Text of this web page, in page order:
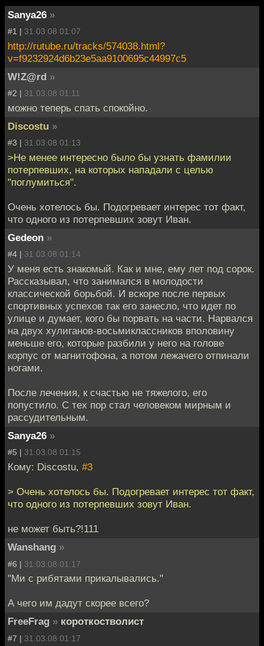
Sanya26 »
#1 | 31.03.08 01:07
http://rutube.ru/tracks/574038.html?
v=f9232924d6b23e5aa9100695c44997c5
W!Z@rd »
#2 | 31.03.08 01:11
можно теперь спать спокойно.
Discostu »
#3 | 31.03.08 01:13
>Не менее интересно было бы узнать фамилии
потерпевших, на которых нападали с целью
"поглумиться".
Очень хотелось бы. Подогревает интерес тот факт,
что одного из потерпевших зовут Иван.
Gedeon »
#4 | 31.03.08 01:14
У меня есть знакомый. Как и мне, ему лет под сорок.
Рассказывал, что занимался в молодости
классической борьбой. И вскоре после первых
спортивных успехов так его занесло, что идет по
улице и думает, кого бы порвать на части. Нарвался
на двух хулиганов-восьмиклассников вполовину
меньше его, которые разбили у него на голове
корпус от магнитофона, а потом лежачего отпинали
ногами.
После лечения, к счастью не тяжелого, его
попустило. С тех пор стал человеком мирным и
рассудительным.
Sanya26 »
#5 | 31.03.08 01:15
Кому: Discostu, #3
> Очень хотелось бы. Подогревает интерес тот факт,
что одного из потерпевших зовут Иван.
не может быть?!111
Wanshang »
#6 | 31.03.08 01:17
"Ми с рибятами прикалывались."
А чего им дадут скорее всего?
FreeFrag » короткостволист
#7 | 31.03.08 01:17